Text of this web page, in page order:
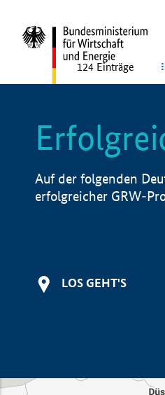
124 Einträge
Auf der folgenden
erfolgreicher GRW-
LOS GEHT'S